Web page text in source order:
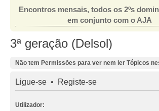
Encontros mensais, todos os 2ºs
em conjunto com o AJA
3ª geração (Delsol)
Não tem Permissões para ver nem ler Tópicos
Ligue-se • Registe-se
Utilizador: